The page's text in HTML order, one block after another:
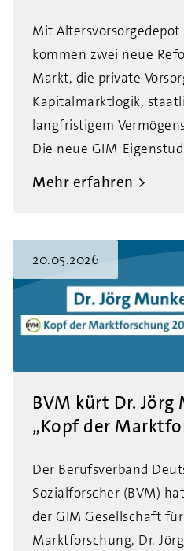
Mit
kommen zwei neue
Markt, die private
Kapitalmarktlogik,
langfristigem
Die neue GIM-
Mehr erfahren
20.05.2026
BVM kürt Dr. Jörg
„Kopf der
Der Berufsverband
Sozialforscher (BVM)
der GIM Gesellschaft
Marktforschung, Dr.